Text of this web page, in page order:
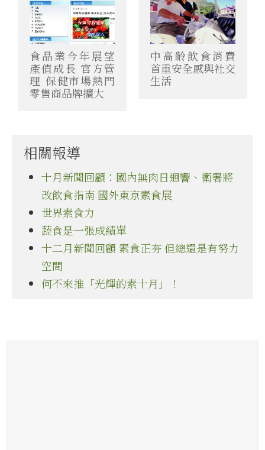
食品業今年展望
產值成長 官方管
理 保健市場熱門
零售商品牌擴大
中高齡飲食消費
首重安全感與社交
生活
相關報導
十月新聞回顧：國內無肉日迴響、衛署將
改飲食指南 國外東京素食展
世界素食力
蔬食是一張成績單
十二月新聞回顧 素食正夯 但總還是有努力
空間
何不來推「光輝的素十月」！